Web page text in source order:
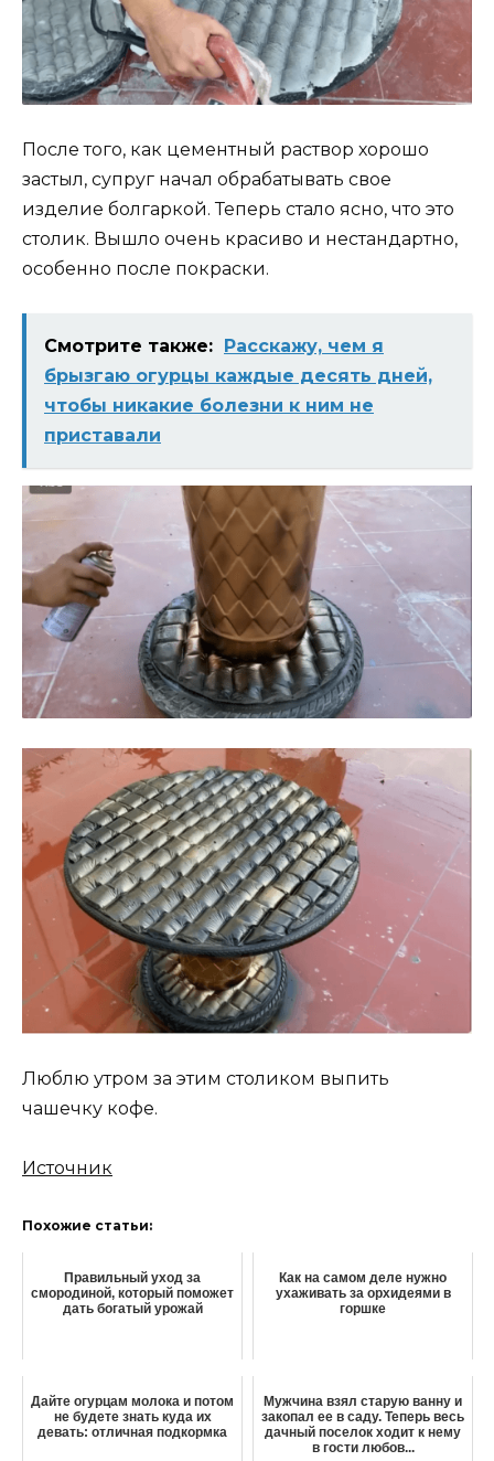
После того, как цементный раствор хорошо
застыл, супруг начал обрабатывать свое
изделие болгаркой. Теперь стало ясно, что это
столик. Вышло очень красиво и нестандартно,
особенно после покраски.
Смотрите также:
Расскажу, чем я
брызгаю огурцы каждые десять дней,
чтобы никакие болезни к ним не
приставали
Люблю утром за этим столиком выпить
чашечку кофе.
Источник
Похожие статьи:
Правильный уход за
смородиной, который поможет
дать богатый урожай
Как на самом деле нужно
ухаживать за орхидеями в
горшке
Дайте огурцам молока и потом
не будете знать куда их
девать: отличная подкормка
Мужчина взял старую ванну и
закопал ее в саду. Теперь весь
дачный поселок ходит к нему
в гости любов...